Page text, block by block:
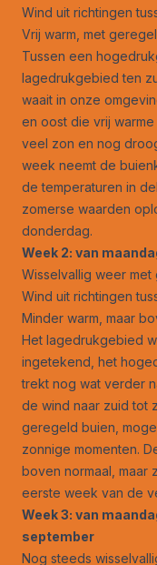
Wind uit richtingen
Vrij warm, met
Tussen een
lagedrukgebied ten
waait in onze
en oost die vrij
veel zon en nog
week neemt de
de temperaturen in
zomerse waarden
donderdag.
Week 2: van
Wisselvallig weer
Wind uit richtingen
Minder warm, maar
Het lagedrukgebied
ingetekend, het
trekt nog wat verder
de wind naar zuid tot
geregeld buien,
zonnige momenten.
boven normaal, maar
eerste week van de
Week 3: van
september
Nog steeds